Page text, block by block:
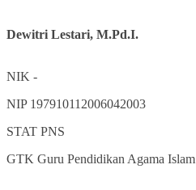
Dewitri Lestari, M.Pd.I.
NIK -
NIP 197910112006042003
STAT PNS
GTK Guru Pendidikan Agama Islam